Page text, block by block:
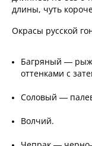
длины, чуть
Окрасы русской
Багряный —
оттенками с
Соловый —
Волчий.